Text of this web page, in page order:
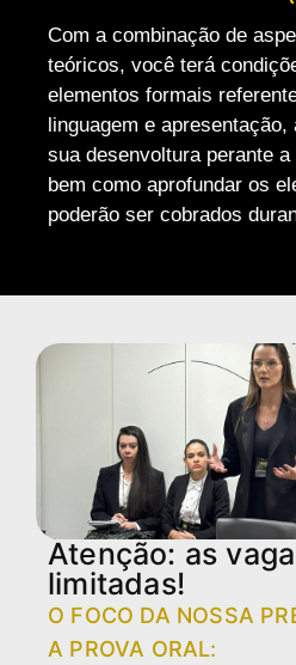
Com a combinação de
teóricos, você terá
elementos formais
linguagem e
sua desenvoltura perante
bem como aprofundar os
poderão ser cobrados
Atenção: as
limitadas!
O FOCO DA NOSSA
A PROVA ORAL: